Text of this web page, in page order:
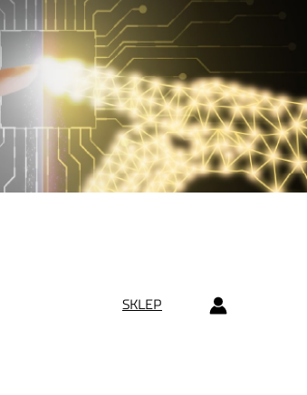
SKLEP